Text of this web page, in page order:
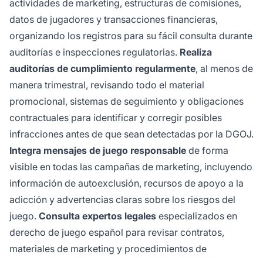
actividades de marketing, estructuras de comisiones,
datos de jugadores y transacciones financieras,
organizando los registros para su fácil consulta durante
auditorías e inspecciones regulatorias. Realiza
auditorías de cumplimiento regularmente, al menos de
manera trimestral, revisando todo el material
promocional, sistemas de seguimiento y obligaciones
contractuales para identificar y corregir posibles
infracciones antes de que sean detectadas por la DGOJ.
Integra mensajes de juego responsable de forma
visible en todas las campañas de marketing, incluyendo
información de autoexclusión, recursos de apoyo a la
adicción y advertencias claras sobre los riesgos del
juego. Consulta expertos legales especializados en
derecho de juego español para revisar contratos,
materiales de marketing y procedimientos de